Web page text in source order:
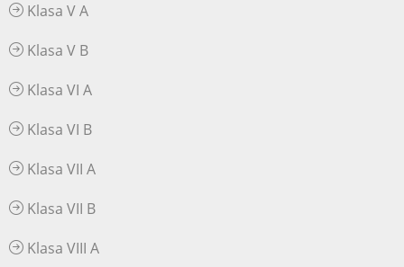
Klasa V A
Klasa V B
Klasa VI A
Klasa VI B
Klasa VII A
Klasa VII B
Klasa VIII A